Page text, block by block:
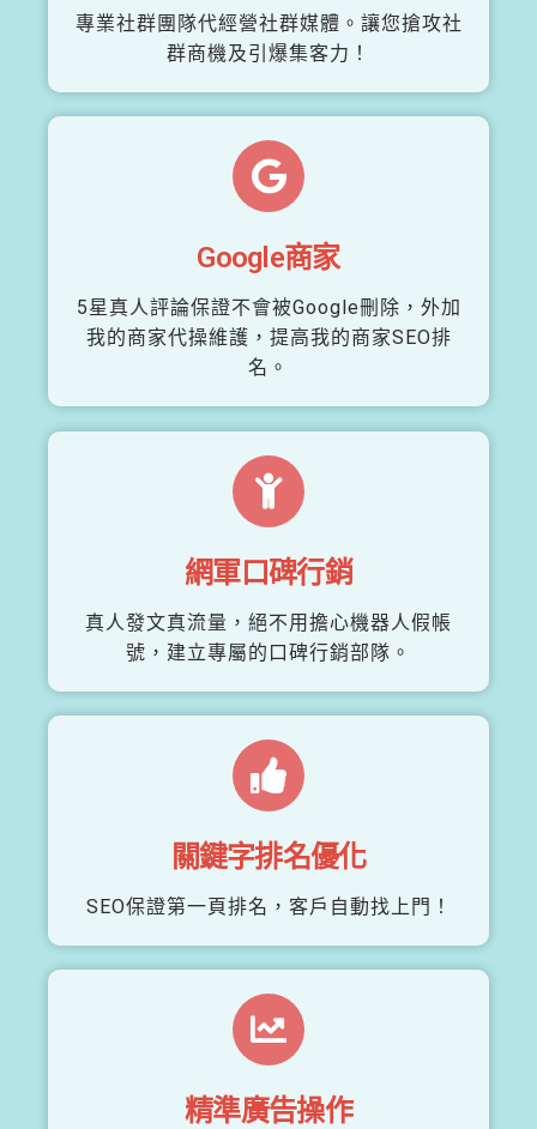
專業社群團隊代經營社群媒體。讓您搶攻社
群商機及引爆集客力！
Google商家
5星真人評論保證不會被Google刪除，外加
我的商家代操維護，提高我的商家SEO排
名。
網軍口碑行銷
真人發文真流量，絕不用擔心機器人假帳
號，建立專屬的口碑行銷部隊。
關鍵字排名優化
SEO保證第一頁排名，客戶自動找上門！
精準廣告操作